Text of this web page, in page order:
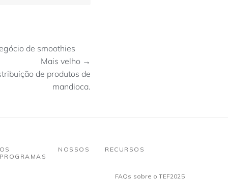
de smoothies
Mais velho →
de produtos de
mandioca.
NOSSOS
RECURSOS
FAQs sobre o TEF2025